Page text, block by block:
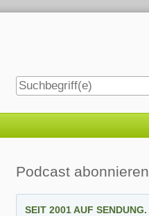
Seitenleiste
Podcast abonnieren
SEIT 2001 AUF SENDUNG.